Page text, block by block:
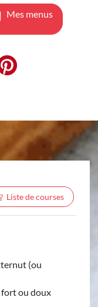
Mes menus
Liste de courses
(ou
ou doux